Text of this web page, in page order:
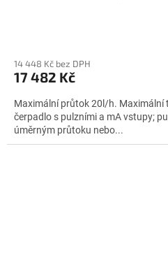
14 448 Kč bez DPH
17 482 Kč
Maximální průtok 20l/h. Maximální
čerpadlo s pulzními a mA vstupy;
úměrným průtoku nebo...